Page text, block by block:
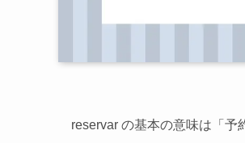
reservar の基本の意味は「予